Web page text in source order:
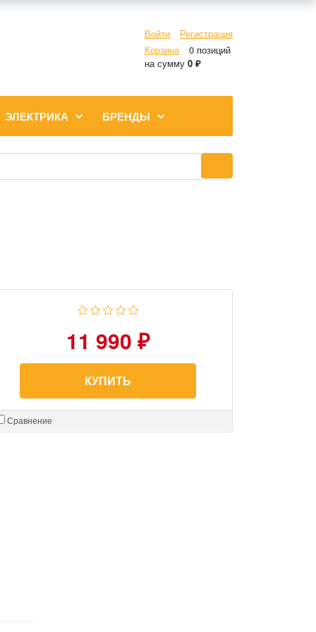
Войти
Регистрация
Корзина
0 позиций
на сумму 0 ₽
ЭЛЕКТРИКА БРЕНДЫ
11 990 ₽
КУПИТЬ
Сравнение